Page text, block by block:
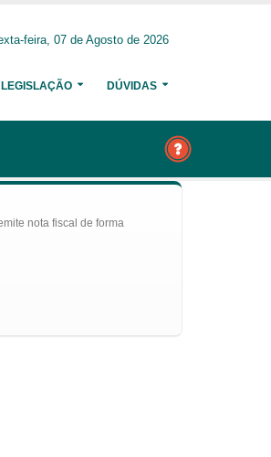
feira, 07 de Agosto de 2026
LEGISLAÇÃO DÚVIDAS
nota fiscal de forma